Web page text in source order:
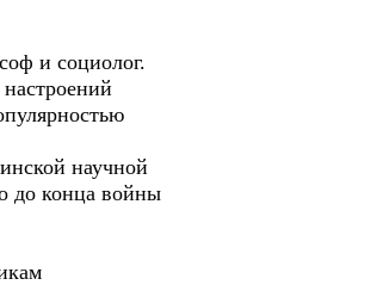
и социолог.
научной
до конца войны